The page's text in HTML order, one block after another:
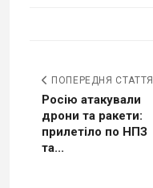
ПОПЕРЕДНЯ СТАТТЯ
Росію атакували
дрони та ракети:
прилетіло по НПЗ
та...